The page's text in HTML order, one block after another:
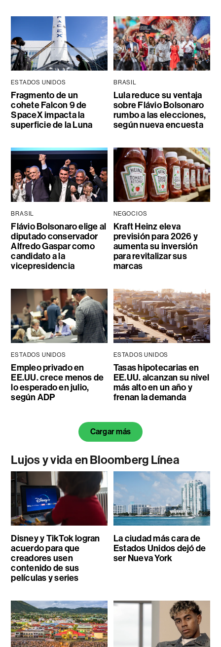
ESTADOS UNIDOS
Fragmento de un
cohete Falcon 9 de
SpaceX impacta la
superficie de la Luna
BRASIL
Lula reduce su ventaja
sobre Flávio Bolsonaro
rumbo a las elecciones,
según nueva encuesta
BRASIL
Flávio Bolsonaro elige al
diputado conservador
Alfredo Gaspar como
candidato a la
vicepresidencia
NEGOCIOS
Kraft Heinz eleva
previsión para 2026 y
aumenta su inversión
para revitalizar sus
marcas
ESTADOS UNIDOS
Empleo privado en
EE.UU. crece menos de
lo esperado en julio,
según ADP
ESTADOS UNIDOS
Tasas hipotecarias en
EE.UU. alcanzan su nivel
más alto en un año y
frenan la demanda
Cargar más
Lujos y vida en Bloomberg Línea
Disney y TikTok logran
acuerdo para que
creadores usen
contenido de sus
películas y series
La ciudad más cara de
Estados Unidos dejó de
ser Nueva York